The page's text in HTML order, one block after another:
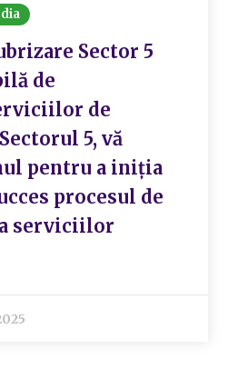
Sector 5
de
de
5, vă
pentru a iniția
procesul de
serviciilor